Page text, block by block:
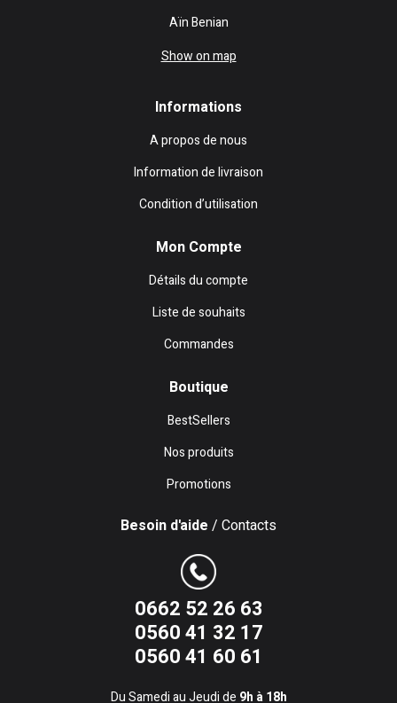
Aïn Benian
Show on map
Informations
A propos de nous
Information de livraison
Condition d’utilisation
Mon Compte
Détails du compte
Liste de souhaits
Commandes
Boutique
BestSellers
Nos produits
Promotions
Besoin d'aide / Contacts
0662 52 26 63
0560 41 32 17
0560 41 60 61
Du Samedi au Jeudi de 9h à 18h